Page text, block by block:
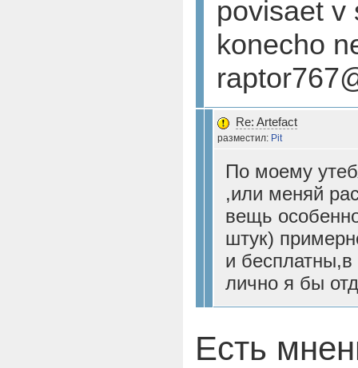
povisaet v
konecho
Re: Artefact
разместил: Pit
По моему
,или меняй
вещь
штук)
и бесплатны,в
лично я бы
Есть